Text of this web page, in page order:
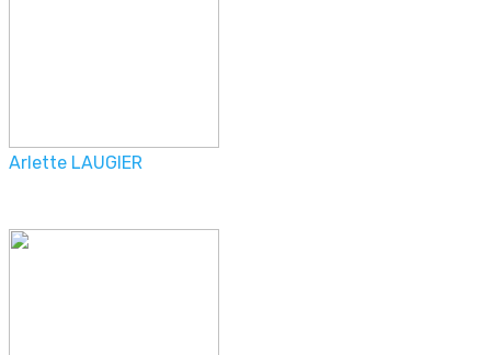
Arlette LAUGIER